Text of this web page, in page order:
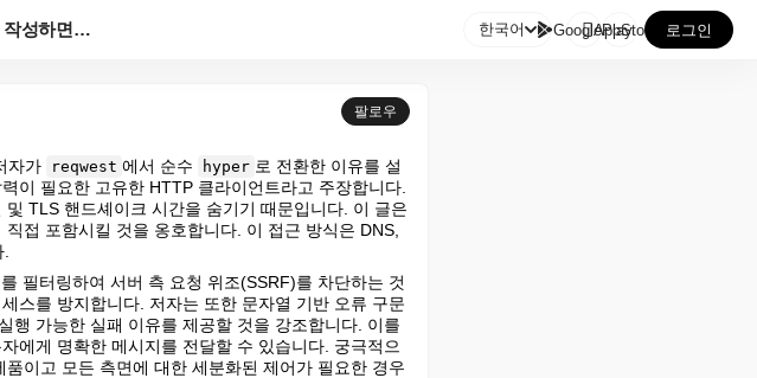
Rust로 HTTP 프로버를 작성하면서 배운 4가지 한국어 GooglePlay
AppStore 로그인
팔로우
자가 reqwest 에서 순수 hyper 로 전환한 이유를 설
이 필요한 고유한 HTTP 클라이언트라고 주장합니다.
TLS 핸드셰이크 시간을 숨기기 때문입니다. 이 글은
접 포함시킬 것을 옹호합니다. 이 접근 방식은 DNS,
필터링하여 서버 측 요청 위조(SSRF)를 차단하는 것
스를 방지합니다. 저자는 또한 문자열 기반 오류 구문
행 가능한 실패 이유를 제공할 것을 강조합니다. 이를
에게 명확한 메시지를 전달할 수 있습니다. 궁극적으
이고 모든 측면에 대한 세분화된 제어가 필요한 경우